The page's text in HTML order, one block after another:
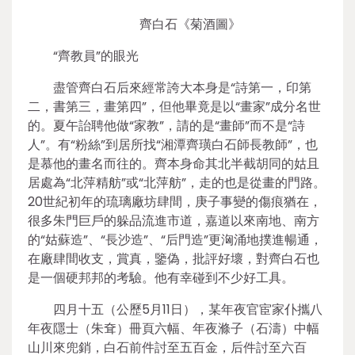
齊白石《菊酒圖》
“齊教員”的眼光
盡管齊白石后來經常誇大本身是“詩第一，印第
二，書第三，畫第四”，但他畢竟是以“畫家”成分名世
的。夏午詒聘他做“家教”，請的是“畫師”而不是“詩
人”。有“粉絲”到居所找“湘潭齊璜白石師長教師”，也
是慕他的畫名而往的。齊本身命其北半截胡同的姑且
居處為“北萍精舫”或“北萍舫”，走的也是從畫的門路。
20世紀初年的琉璃廠坊肆間，庚子事變的傷痕猶在，
很多朱門巨戶的躲品流進市道，嘉道以來南地、南方
的“姑蘇造”、“長沙造”、“后門造”更洶涌地撲進暢通，
在廠肆間收支，賞真，鑒偽，批評好壞，對齊白石也
是一個硬邦邦的考驗。他有幸碰到不少好工具。
四月十五（公歷5月11日），某年夜官宦家仆攜八
年夜隱士（朱耷）冊頁六幅、年夜滌子（石濤）中幅
山川來兜銷，白石前件討至五百金，后件討至六百